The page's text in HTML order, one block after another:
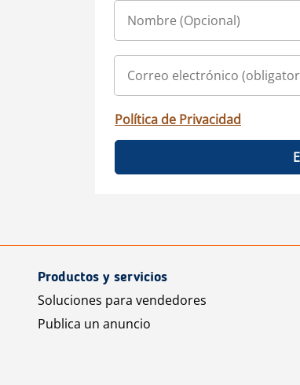
Política de Privacidad
Productos y servicios
Soluciones para vendedores
Publica un anuncio